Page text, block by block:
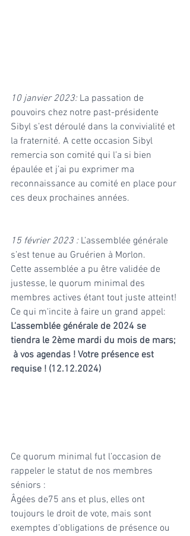
10 janvier 2023: La passation de
pouvoirs chez notre past-présidente
Sibyl s’est déroulé dans la convivialité et
la fraternité. A cette occasion Sibyl
remercia son comité qui l’a si bien
épaulée et j’ai pu exprimer ma
reconnaissance au comité en place pour
ces deux prochaines années.
15 février 2023 : L’assemblée générale
s’est tenue au Gruérien à Morlon.
Cette assemblée a pu être validée de
justesse, le quorum minimal des
membres actives étant tout juste atteint!
Ce qui m'incite à faire un grand appel:
L'assemblée générale de 2024 se
tiendra le 2ème mardi du mois de mars;
à vos agendas ! Votre présence est
requise ! (12.12.2024)
Ce quorum minimal fut l’occasion de
rappeler le statut de nos membres
séniors :
Âgées de75 ans et plus, elles ont
toujours le droit de vote, mais sont
exemptes d’obligations de présence ou